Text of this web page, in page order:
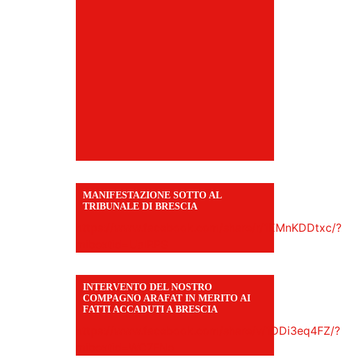
MANIFESTAZIONE SOTTO AL
TRIBUNALE DI BRESCIA
https://www.facebook.com/share/r/1EMnKDDtxc/?
INTERVENTO DEL NOSTRO
COMPAGNO ARAFAT IN MERITO AI
FATTI ACCADUTI A BRESCIA
https://www.facebook.com/share/v/1DDi3eq4FZ/?